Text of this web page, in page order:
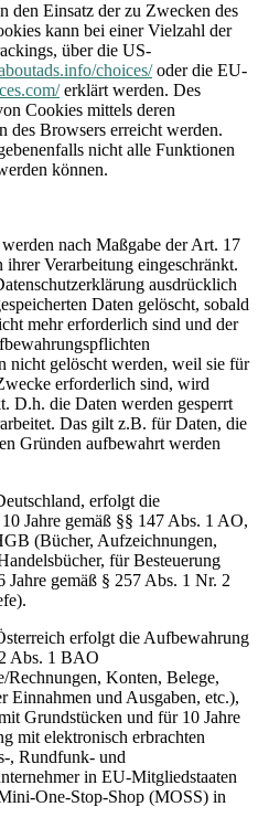
den Einsatz der zu Zwecken des
kann bei einer Vielzahl der
über die US-
choices/oder die EU-
erklärt werden. Des
Cookies mittels deren
des Browsers erreicht werden.
nicht alle Funktionen
können.
nach Maßgabe der Art. 17
Verarbeitung eingeschränkt.
ausdrücklich
Daten gelöscht, sobald
mehr erforderlich sind und der
nicht gelöscht werden, weil sie für
erforderlich sind, wird
D.h. die Daten werden gesperrt
Das gilt z.B. für Daten, die
Gründen aufbewahrt werden
erfolgt die
Jahre gemäß §§ 147 Abs. 1 AO,
(Bücher, Aufzeichnungen,
für Besteuerung
Jahre gemäß § 257 Abs. 1 Nr. 2
erfolgt die Aufbewahrung
Abs. 1 BAO
Rechnungen, Konten, Belege,
Einnahmen und Ausgaben, etc.),
Grundstücken und für 10 Jahre
mit elektronisch erbrachten
, Rundfunk- und
in EU-Mitgliedstaaten
One-Stop-Shop (MOSS) in